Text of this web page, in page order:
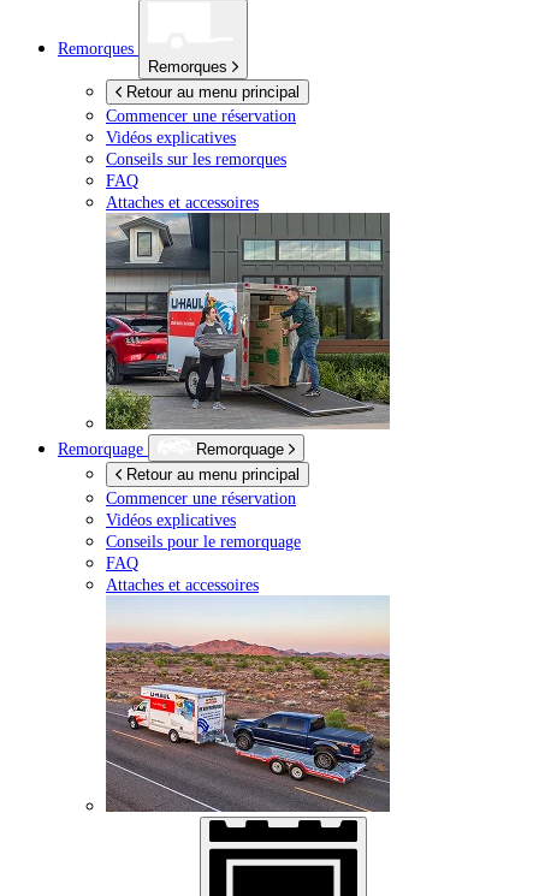
Remorques
Remorques
Retour au menu principal
Commencer une réservation
Vidéos explicatives
Conseils sur les remorques
FAQ
Attaches et accessoires
Remorquage
Remorquage
Retour au menu principal
Commencer une réservation
Vidéos explicatives
Conseils pour le remorquage
FAQ
Attaches et accessoires